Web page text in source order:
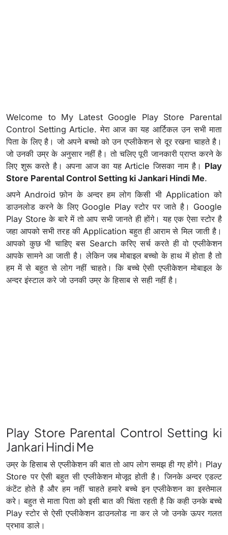
Welcome to My Latest Google Play Store Parental
Control Setting Article. मेरा आज का यह आर्टिकल उन सभी माता
पिता के लिए है। जो अपने बच्चो को उन एप्लीकेशन से दूर रखना चाहते है।
जो उनकी उम्र के अनुसार नहीं है। तो चलिए पूरी जानकारी प्राप्त करने के
लिए शुरू करते है। अपना आज का यह Article जिसका नाम है। Play
Store Parental Control Setting ki Jankari Hindi Me.
अपने Android फ़ोन के अन्दर हम लोग किसी भी Application को
डाउनलोड करने के लिए Google Play स्टोर पर जाते है। Google
Play Store के बारे में तो आप सभी जानते ही होंगे। यह एक ऐसा स्टोर है
जहा आपको सभी तरह की Application बहुत ही आराम से मिल जाती है।
आपको कुछ भी चाहिए बस Search करिए सर्च करते ही वो एप्लीकेशन
आपके सामने आ जाती है। लेकिन जब मोबाइल बच्चो के हाथ में होता है तो
हम में से बहुत से लोग नहीं चाहते। कि बच्चे ऐसी एप्लीकेशन मोबाइल के
अन्दर इंस्टाल करे जो उनकी उम्र के हिसाब से सही नहीं है।
Play Store Parental Control Setting ki
Jankari Hindi Me
उम्र के हिसाब से एप्लीकेशन की बात तो आप लोग समझ ही गए होंगे। Play
Store पर ऐसी बहुत सी एप्लीकेशन मोजूद होती है। जिनके अन्दर एडल्ट
कंटेंट होते है और हम नहीं चाहते हमारे बच्चे इन एप्लीकेशन का इस्तेमाल
करे। बहुत से माता पिता को इसी बात की चिंता रहती है कि कही उनके बच्चे
Play स्टोर से ऐसी एप्लीकेशन डाउनलोड ना कर ले जो उनके ऊपर गलत
प्रभाव डाले।